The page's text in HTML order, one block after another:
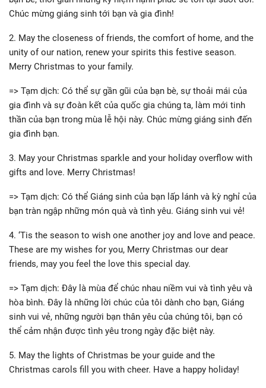
Chúc mừng giáng sinh tới bạn và gia đình!
2. May the closeness of friends, the comfort of home, and the
unity of our nation, renew your spirits this festive season.
Merry Christmas to your family.
=> Tạm dịch: Có thể sự gần gũi của bạn bè, sự thoải mái của
gia đình và sự đoàn kết của quốc gia chúng ta, làm mới tinh
thần của bạn trong mùa lễ hội này. Chúc mừng giáng sinh đến
gia đình bạn.
3. May your Christmas sparkle and your holiday overflow with
gifts and love. Merry Christmas!
=> Tạm dịch: Có thể Giáng sinh của bạn lấp lánh và kỳ nghỉ của
bạn tràn ngập những món quà và tình yêu. Giáng sinh vui vẻ!
4. ‘Tis the season to wish one another joy and love and peace.
These are my wishes for you, Merry Christmas our dear
friends, may you feel the love this special day.
=> Tạm dịch: Đây là mùa để chúc nhau niềm vui và tình yêu và
hòa bình. Đây là những lời chúc của tôi dành cho bạn, Giáng
sinh vui vẻ, những người bạn thân yêu của chúng tôi, bạn có
thể cảm nhận được tình yêu trong ngày đặc biệt này.
5. May the lights of Christmas be your guide and the
Christmas carols fill you with cheer. Have a happy holiday!